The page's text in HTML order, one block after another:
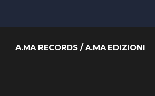
A.MA RECORDS / A.MA EDIZIONI